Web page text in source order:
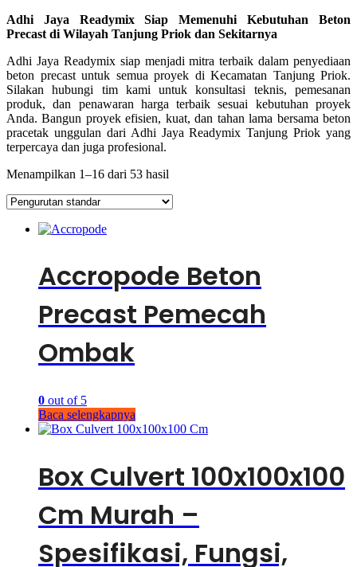
Adhi Jaya Readymix Siap Memenuhi Kebutuhan Beton
Precast di Wilayah Tanjung Priok dan Sekitarnya
Adhi Jaya Readymix siap menjadi mitra terbaik dalam penyediaan
beton precast untuk semua proyek di Kecamatan Tanjung Priok.
Silakan hubungi tim kami untuk konsultasi teknis, pemesanan
produk, dan penawaran harga terbaik sesuai kebutuhan proyek
Anda. Bangun proyek efisien, kuat, dan tahan lama bersama beton
pracetak unggulan dari Adhi Jaya Readymix Tanjung Priok yang
terpercaya dan juga profesional.
Menampilkan 1–16 dari 53 hasil
Accropode Beton
Precast Pemecah
Ombak
0 out of 5
Baca selengkapnya
Box Culvert 100x100x100
Cm Murah –
Spesifikasi, Fungsi,